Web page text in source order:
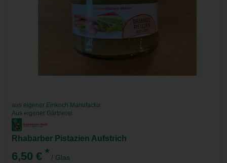
aus eigener Einkoch Manufactur
Aus eigener Gärtnerei
Rhabarber Pistazien Aufstrich
6,50 € * / Glas